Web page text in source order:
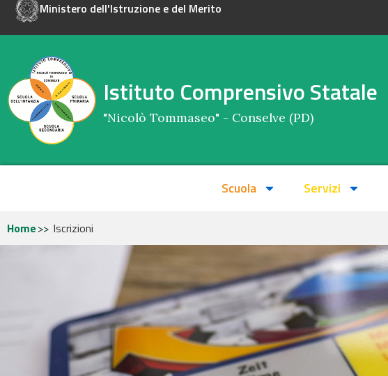
Ministero dell'Istruzione e del Merito
Istituto Comprensivo Statale
"Nicolò Tommaseo" - Conselve (PD)
Scuola Servizi
Home Iscrizioni